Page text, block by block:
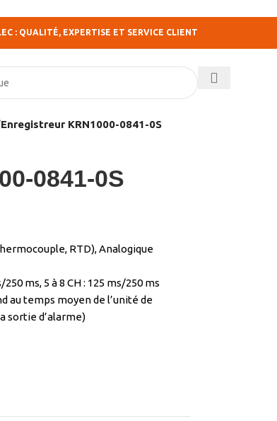
: QUALITÉ, EXPERTISE ET SERVICE CLIENT
Enregistreur KRN1000-0841-0S
0841-0S
RTD), Analogique
ms, 5 à 8 CH : 125 ms/250 ms
au temps moyen de l’unité de
sortie d’alarme)